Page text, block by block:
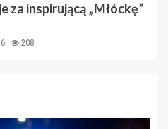
za inspirującą „Młóckę”
208